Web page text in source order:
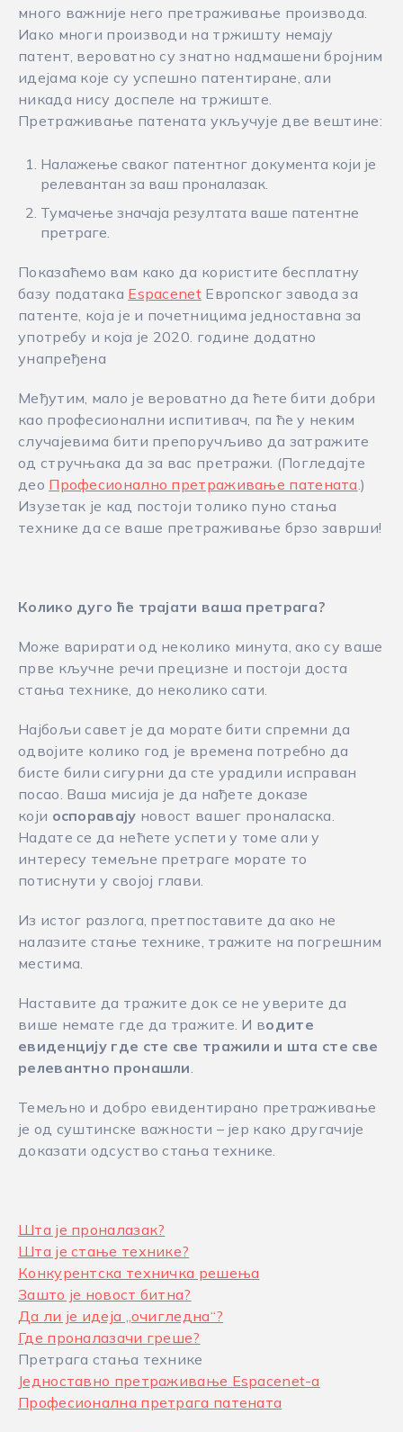
много важније него претраживање производа.
Иако многи производи на тржишту немају
патент, вероватно су знатно надмашени бројним
идејама које су успешно патентиране, али
никада нису доспеле на тржиште.
Претраживање патената укључује две вештине:
Налажење сваког патентног документа који је
релевантан за ваш проналазак.
Тумачење значаја резултата ваше патентне
претраге.
Показаћемо вам како да користите бесплатну
базу података EspacenetЕвропског завода за
патенте, која је и почетницима једноставна за
употребу и која је 2020. године додатно
унапређена
Међутим, мало је вероватно да ћете бити добри
као професионални испитивач, па ће у неким
случајевима бити препоручљиво да затражите
од стручњака да за вас претражи. (Погледајте
део Професионално претраживање патената.)
Изузетак је кад постоји толико пуно стања
технике да се ваше претраживање брзо заврши!
Колико дуго ће трајати ваша претрага?
Може варирати од неколико минута, ако су ваше
прве кључне речи прецизне и постоји доста
стања технике, до неколико сати.
Најбољи савет је да морате бити спремни да
одвојите колико год је времена потребно да
бисте били сигурни да сте урадили исправан
посао. Ваша мисија је да нађете доказе
који оспоравају новост вашег проналаска.
Надате се да нећете успети у томе али у
интересу темељне претраге морате то
потиснути у својој глави.
Из истог разлога, претпоставите да ако не
налазите стање технике, тражите на погрешним
местима.
Наставите да тражите док се не уверите да
више немате где да тражите. И водите
евиденцију где сте све тражили и шта сте све
релевантно пронашли.
Темељно и добро евидентирано претраживање
је од суштинске важности – јер како другачије
доказати одсуство стања технике.
Шта је проналазак?
Шта је стање технике?
Конкурентска техничка решења
Зашто је новост битна?
Да ли је идеја „очигледна“?
Где проналазачи греше?
Претрага стања технике
Једноставно претраживање Espacenet-а
Професионална претрага патената